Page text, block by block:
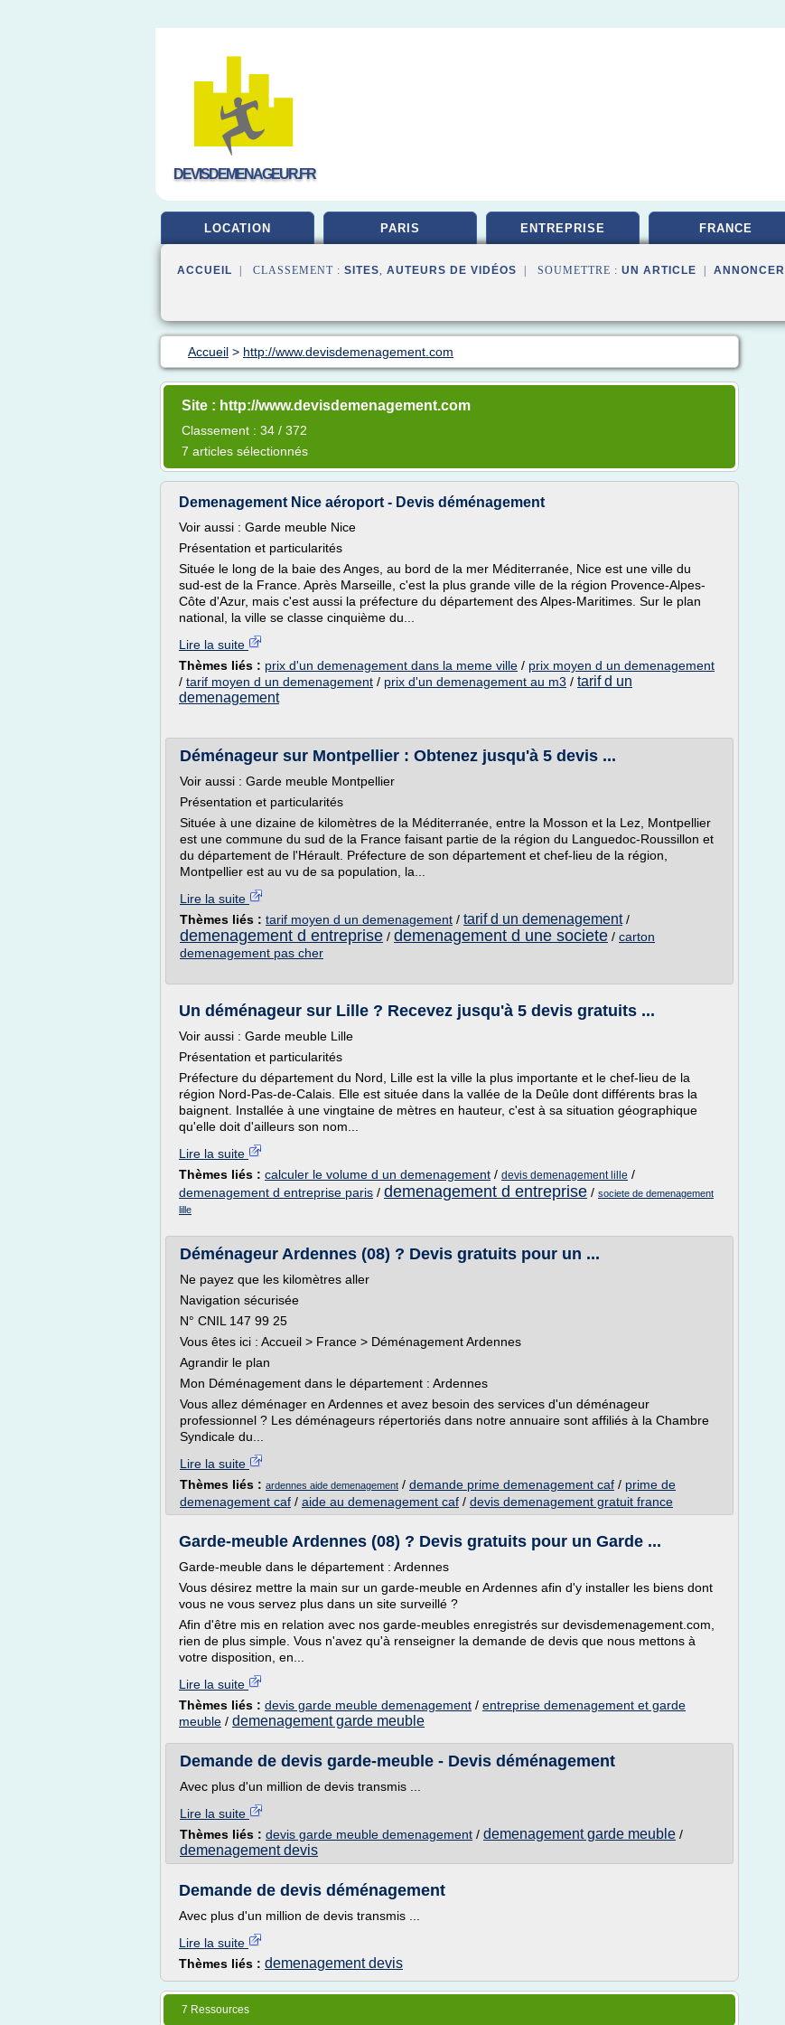
DEVISDEMENAGEUR.FR
LOCATION PARIS ENTREPRISE FRANCE
ACCUEIL | CLASSEMENT : SITES, AUTEURS DE VIDÉOS | SOUMETTRE : UN ARTICLE ANNONCER
Accueil > http://www.devisdemenagement.com
Site : http://www.devisdemenagement.com
Classement : 34 / 372
7 articles sélectionnés
Demenagement Nice aéroport - Devis déménagement
Voir aussi : Garde meuble Nice
Présentation et particularités
Située le long de la baie des Anges, au bord de la mer Méditerranée, Nice est une ville du
sud-est de la France. Après Marseille, c'est la plus grande ville de la région Provence-Alpes-
Côte d'Azur, mais c'est aussi la préfecture du département des Alpes-Maritimes. Sur le plan
national, la ville se classe cinquième du...
Lire la suite
Thèmes liés : prix d'un demenagement dans la meme ville / prix moyen d un demenagement
/ tarif moyen d un demenagement / prix d'un demenagement au m3 / tarif d un
demenagement
Déménageur sur Montpellier : Obtenez jusqu'à 5 devis ...
Voir aussi : Garde meuble Montpellier
Présentation et particularités
Située à une dizaine de kilomètres de la Méditerranée, entre la Mosson et la Lez, Montpellier
est une commune du sud de la France faisant partie de la région du Languedoc-Roussillon et
du département de l'Hérault. Préfecture de son département et chef-lieu de la région,
Montpellier est au vu de sa population, la...
Lire la suite
Thèmes liés : tarif moyen d un demenagement / tarif d un demenagement/
demenagement d entreprise / demenagement d une societe / carton
demenagement pas cher
Un déménageur sur Lille ? Recevez jusqu'à 5 devis gratuits ...
Voir aussi : Garde meuble Lille
Présentation et particularités
Préfecture du département du Nord, Lille est la ville la plus importante et le chef-lieu de la
région Nord-Pas-de-Calais. Elle est située dans la vallée de la Deûle dont différents bras la
baignent. Installée à une vingtaine de mètres en hauteur, c'est à sa situation géographique
qu'elle doit d'ailleurs son nom...
Lire la suite
Thèmes liés : calculer le volume d un demenagement / devis demenagement lille /
demenagement d entreprise paris / demenagement d entreprise / societe de demenagement
lille
Déménageur Ardennes (08) ? Devis gratuits pour un ...
Ne payez que les kilomètres aller
Navigation sécurisée
N° CNIL 147 99 25
Vous êtes ici : Accueil > France > Déménagement Ardennes
Agrandir le plan
Mon Déménagement dans le département : Ardennes
Vous allez déménager en Ardennes et avez besoin des services d'un déménageur
professionnel ? Les déménageurs répertoriés dans notre annuaire sont affiliés à la Chambre
Syndicale du...
Lire la suite
Thèmes liés : ardennes aide demenagement / demande prime demenagement caf / prime de
demenagement caf / aide au demenagement caf / devis demenagement gratuit france
Garde-meuble Ardennes (08) ? Devis gratuits pour un Garde ...
Garde-meuble dans le département : Ardennes
Vous désirez mettre la main sur un garde-meuble en Ardennes afin d'y installer les biens dont
vous ne vous servez plus dans un site surveillé ?
Afin d'être mis en relation avec nos garde-meubles enregistrés sur devisdemenagement.com,
rien de plus simple. Vous n'avez qu'à renseigner la demande de devis que nous mettons à
votre disposition, en...
Lire la suite
Thèmes liés : devis garde meuble demenagement / entreprise demenagement et garde
meuble / demenagement garde meuble
Demande de devis garde-meuble - Devis déménagement
Avec plus d'un million de devis transmis ...
Lire la suite
Thèmes liés : devis garde meuble demenagement / demenagement garde meuble /
demenagement devis
Demande de devis déménagement
Avec plus d'un million de devis transmis ...
Lire la suite
Thèmes liés : demenagement devis
7 Ressources